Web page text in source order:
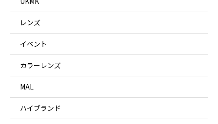
レンズ
イベント
カラーレンズ
MAL
ハイブランド